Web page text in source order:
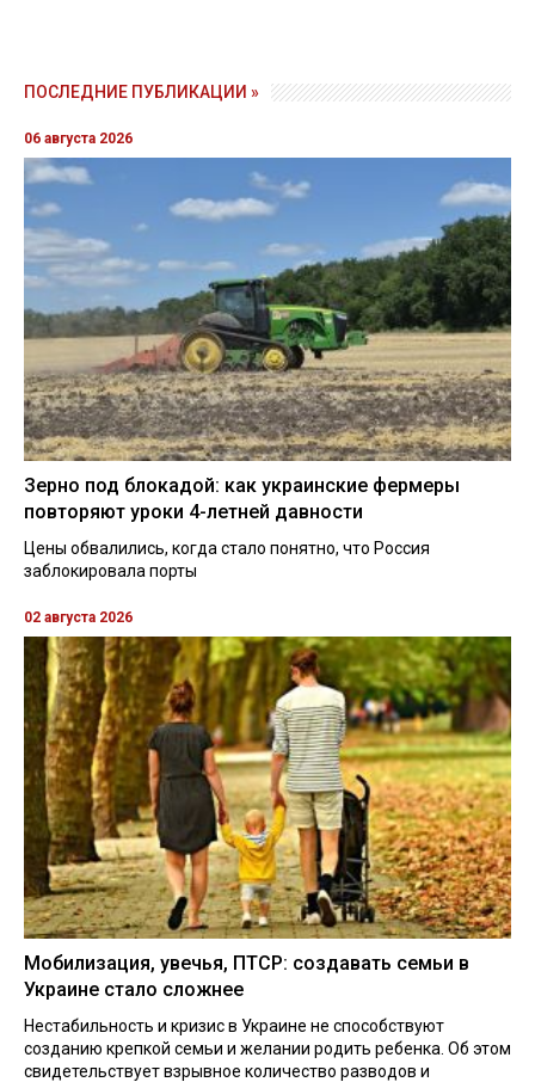
ПОСЛЕДНИЕ ПУБЛИКАЦИИ »
06 августа 2026
Зерно под блокадой: как украинские фермеры
повторяют уроки 4-летней давности
Цены обвалились, когда стало понятно, что Россия
заблокировала порты
02 августа 2026
Мобилизация, увечья, ПТСР: создавать семьи в
Украине стало сложнее
Нестабильность и кризис в Украине не способствуют
созданию крепкой семьи и желании родить ребенка. Об этом
свидетельствует взрывное количество разводов и